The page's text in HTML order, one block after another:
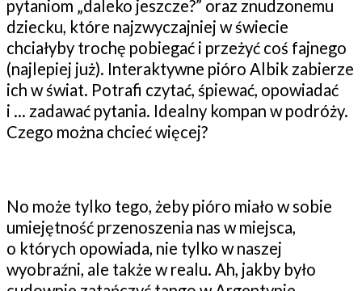
pytaniom „daleko jeszcze?” oraz znudzonemu
dziecku, które najzwyczajniej w świecie
chciałyby trochę pobiegać i przeżyć coś fajnego
(najlepiej już). Interaktywne pióro Albik zabierze
ich w świat. Potrafi czytać, śpiewać, opowiadać
i … zadawać pytania. Idealny kompan w podróży.
Czego można chcieć więcej?
No może tylko tego, żeby pióro miało w sobie
umiejętność przenoszenia nas w miejsca,
o których opowiada, nie tylko w naszej
wyobraźni, ale także w realu. Ah, jakby było